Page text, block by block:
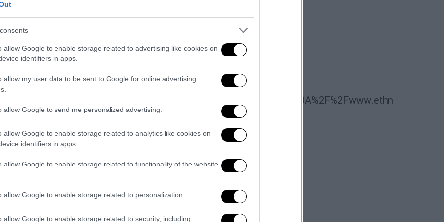
allow Google to enable storage related to advertising like cookies on
identifiers in apps.
allow my user data to be sent to Google for online advertising
allow Google to send me personalized advertising.
allow Google to enable storage related to analytics like cookies on
identifiers in apps.
allow Google to enable storage related to functionality of the website
allow Google to enable storage related to personalization.
allow Google to enable storage related to security, including
κυκλοφορίας:«Σκαρφαλώνω στα
ελέγχου για το τι σκοπεύει να κάνει
με ταχύτητα που υπολογίζεται στα 296
1221633775433482240?
ti-syntribi-toy-elikopteroy
πως το ελικόπτερο συνέχιζε να χάνει
ανεβαίνει και προσθέτουν ότι
τις γωνίες πρόνευσης και περιστροφής
ομίχλης στην περιοχή
. Επί της ουσίας
και της θέσης